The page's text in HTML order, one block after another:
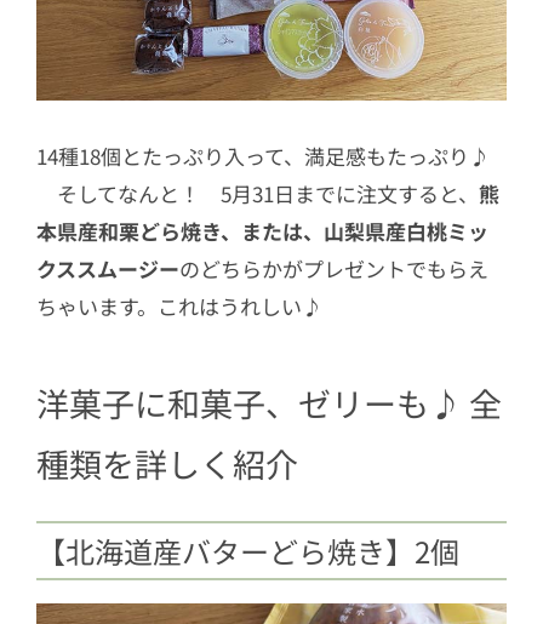
3.15プレゼント【熊本県産和栗どら焼
き】
4バラエティー豊かな詰め合わせ♪
14種18個とたっぷり入って、満足感もたっぷり♪
そしてなんと！ 5月31日までに注文すると、 熊
本県産和栗どら焼き、または、山梨県産白桃ミッ
クススムージーのどちらかがプレゼントでもらえ
ちゃいます。これはうれしい♪
洋菓子に和菓子、ゼリーも♪ 全
種類を詳しく紹介
【北海道産バターどら焼き】2個